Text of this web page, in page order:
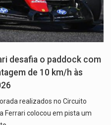
desafia o paddock com
de 10 km/h às
realizados no Circuito
Ferrari colocou em pista um